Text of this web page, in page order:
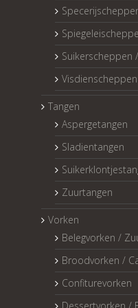
Suikerscheppen
Tangen
Aspergetangen
Sladientangen
Zuurtangen
Vorken
Belegvorken /
Broodvorken /
Confiturevorken